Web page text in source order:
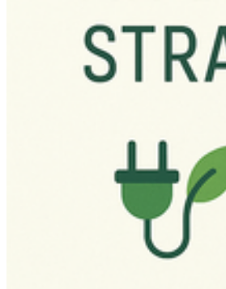
Go to slide 13
Go to slide 14
Go to slide 15
gemeinsam machen
Sie haben Anregungen, möchten eigene
bestehende Initiativen unterstützen?
direkt an
können sich zudem jederzeit